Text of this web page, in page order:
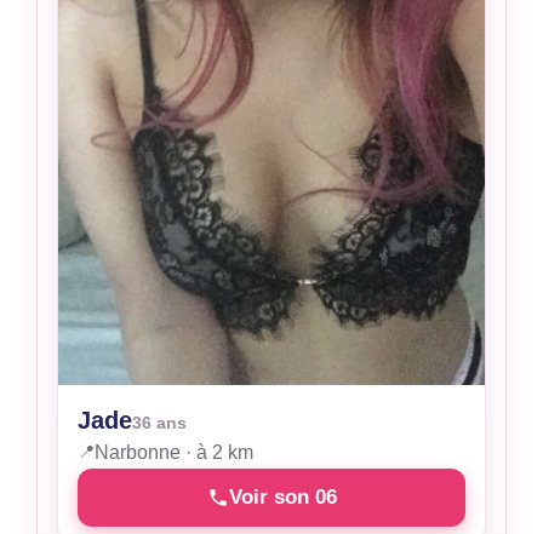
Jade36 ans
📍Narbonne · à 2 km
Voir son 06